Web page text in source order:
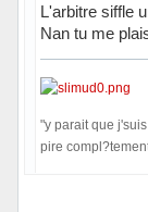
L'arbitre siffle
Nan tu me
"y parait que
pire